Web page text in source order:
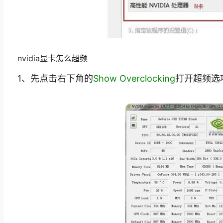
nvidia显卡怎么超频
1、先点击右下角的Show Overclocking打开超频选